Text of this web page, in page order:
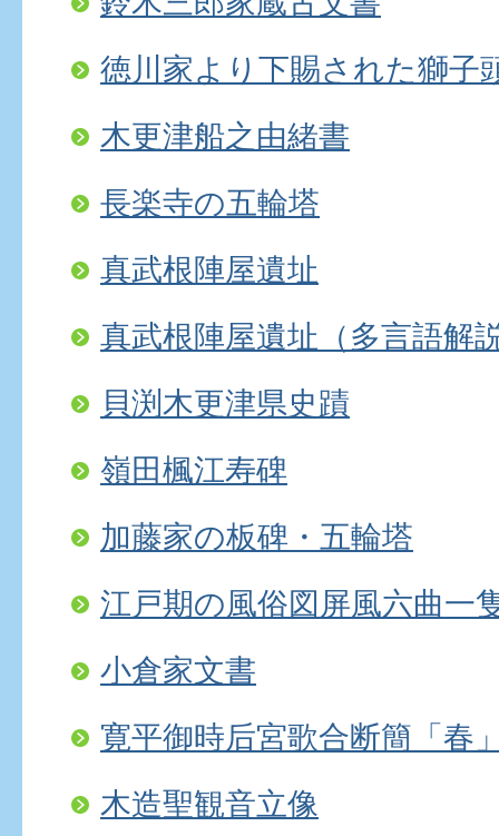
徳川家より下賜された獅子
木更津船之由緒書
長楽寺の五輪塔
真武根陣屋遺址
真武根陣屋遺址（多言語解
貝渕木更津県史蹟
嶺田楓江寿碑
加藤家の板碑・五輪塔
江戸期の風俗図屏風六曲一
小倉家文書
寛平御時后宮歌合断簡「春
木造聖観音立像